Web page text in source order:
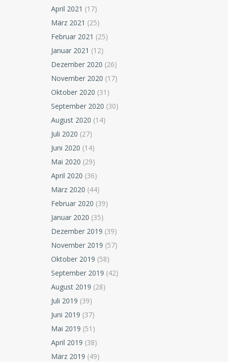
April 2021 (17)
März 2021 (25)
Februar 2021 (25)
Januar 2021 (12)
Dezember 2020 (26)
November 2020 (17)
Oktober 2020 (31)
September 2020 (30)
August 2020 (14)
Juli 2020 (27)
Juni 2020 (14)
Mai 2020 (29)
April 2020 (36)
März 2020 (44)
Februar 2020 (39)
Januar 2020 (35)
Dezember 2019 (39)
November 2019 (57)
Oktober 2019 (58)
September 2019 (42)
August 2019 (28)
Juli 2019 (39)
Juni 2019 (37)
Mai 2019 (51)
April 2019 (38)
März 2019 (49)